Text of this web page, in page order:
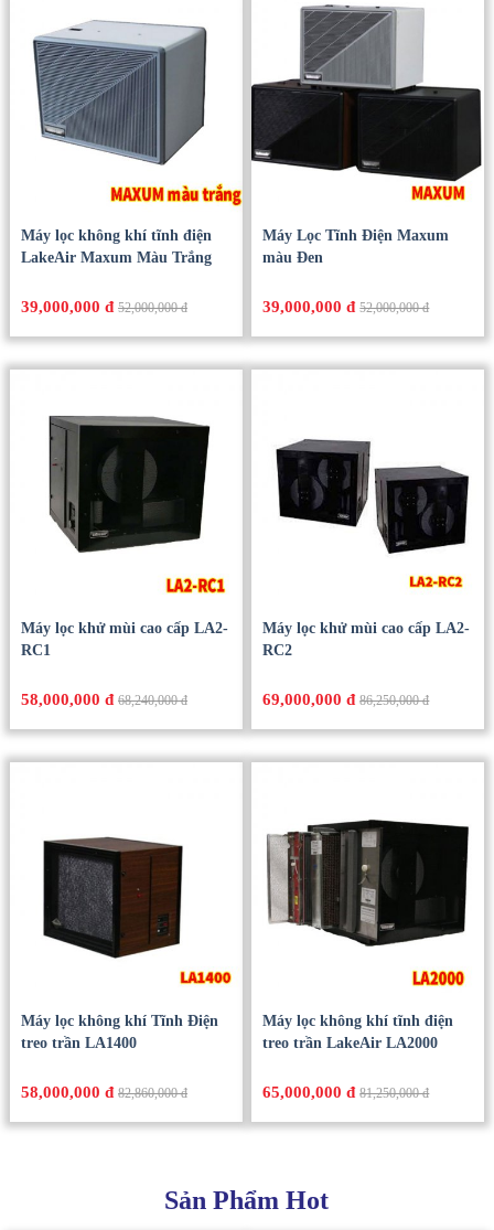
Máy lọc không khí tĩnh điện
LakeAir Maxum Màu Trắng
39,000,000 đ 52,000,000 đ
Máy Lọc Tĩnh Điện Maxum
màu Đen
39,000,000 đ 52,000,000 đ
Máy lọc khử mùi cao cấp LA2-
RC1
58,000,000 đ 68,240,000 đ
Máy lọc khử mùi cao cấp LA2-
RC2
69,000,000 đ 86,250,000 đ
Máy lọc không khí Tĩnh Điện
treo trần LA1400
58,000,000 đ 82,860,000 đ
Máy lọc không khí tĩnh điện
treo trần LakeAir LA2000
65,000,000 đ 81,250,000 đ
Sản Phẩm Hot